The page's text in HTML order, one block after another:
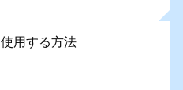
用する方法